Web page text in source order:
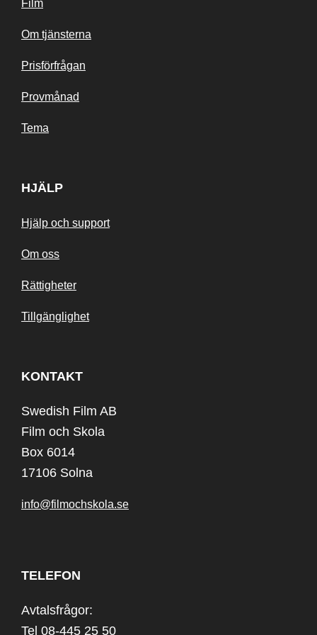
Film
Om tjänsterna
Prisförfrågan
Provmånad
Tema
HJÄLP
Hjälp och support
Om oss
Rättigheter
Tillgänglighet
KONTAKT
Swedish Film AB
Film och Skola
Box 6014
17106 Solna
info@filmochskola.se
TELEFON
Avtalsfrågor:
Tel 08-445 25 50